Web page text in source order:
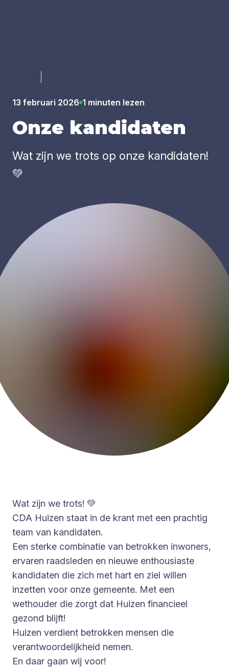
13 februari 2026 1 minuten lezen
Onze kan­di­da­ten
Wat zijn we trots op onze kandidaten!
💚
Wat zijn we trots! 💚
CDA Huizen staat in de krant met een prachtig
team van kandidaten.
Een sterke combinatie van betrokken inwoners,
ervaren raadsleden en nieuwe enthousiaste
kandidaten die zich met hart en ziel willen
inzetten voor onze gemeente. Met een
wethouder die zorgt dat Huizen financieel
gezond blijft!
Huizen verdient betrokken mensen die
verantwoordelijkheid nemen.
En daar gaan wij voor!